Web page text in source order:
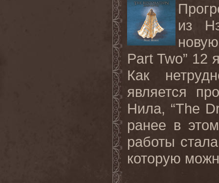
из
новую
Part Two” 12
Как
является
Нила, “The
ранее в
работы
которую